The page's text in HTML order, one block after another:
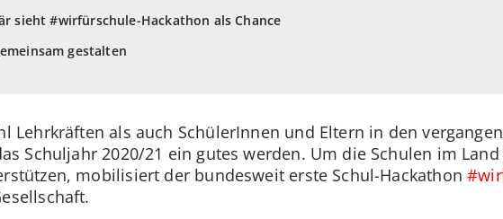
sieht #wirfürschule-Hackathon als Chance
gestalten
Lehrkräften als auch SchülerInnen und Eltern in den
Schuljahr 2020/21 ein gutes werden. Um die Schulen im
mobilisiert der bundesweit erste Schul-Hackathon